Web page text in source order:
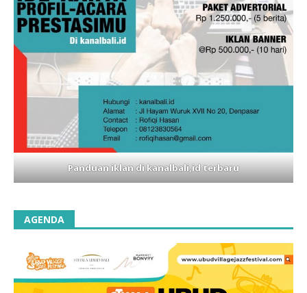
Panduan iklan di kanalbali,id terbaru
AGENDA